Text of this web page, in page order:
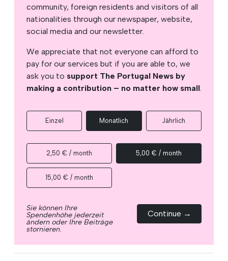
community, foreign residents and visitors of all
nationalities through our newspaper, website,
social media and our newsletter.
We appreciate that not everyone can afford to
pay for our services but if you are able to, we
ask you to support The Portugal News by
making a contribution – no matter how small.
Einzel Monatlich Jährlich
2,50 € / month 5,00 € / month
15,00 € / month
Sie können Ihre
Spendenhöhe jederzeit
ändern oder Ihre Beiträge
stornieren.
Continue →